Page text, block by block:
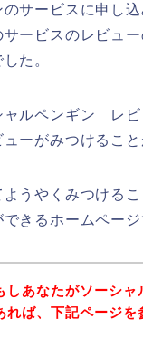
サービスに申し
ービスのレビュ
た。
ャルペンギン レ
ーがみつけること
うやくみつける
きるホームページ
しあなたがソーシ
れば、下記ページ